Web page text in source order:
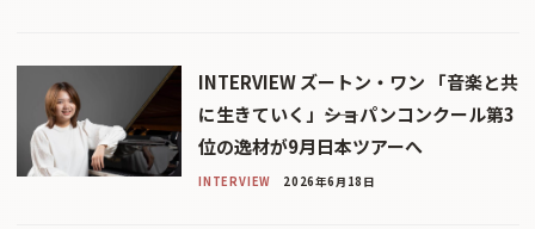
INTERVIEW ズートン・ワン 「音楽と共
に生きていく」――ショパンコンクール第3
位の逸材が9月日本ツアーへ
INTERVIEW 2026年6月18日